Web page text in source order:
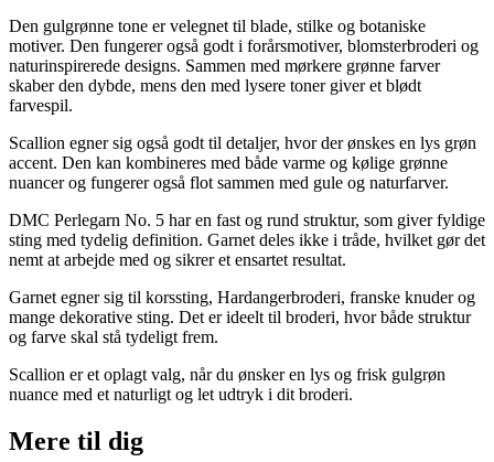
Den gulgrønne tone er velegnet til blade, stilke og botaniske
motiver. Den fungerer også godt i forårsmotiver, blomsterbroderi og
naturinspirerede designs. Sammen med mørkere grønne farver
skaber den dybde, mens den med lysere toner giver et blødt
farvespil.
Scallion egner sig også godt til detaljer, hvor der ønskes en lys grøn
accent. Den kan kombineres med både varme og kølige grønne
nuancer og fungerer også flot sammen med gule og naturfarver.
DMC Perlegarn No. 5 har en fast og rund struktur, som giver fyldige
sting med tydelig definition. Garnet deles ikke i tråde, hvilket gør det
nemt at arbejde med og sikrer et ensartet resultat.
Garnet egner sig til korssting, Hardangerbroderi, franske knuder og
mange dekorative sting. Det er ideelt til broderi, hvor både struktur
og farve skal stå tydeligt frem.
Scallion er et oplagt valg, når du ønsker en lys og frisk gulgrøn
nuance med et naturligt og let udtryk i dit broderi.
Mere til dig